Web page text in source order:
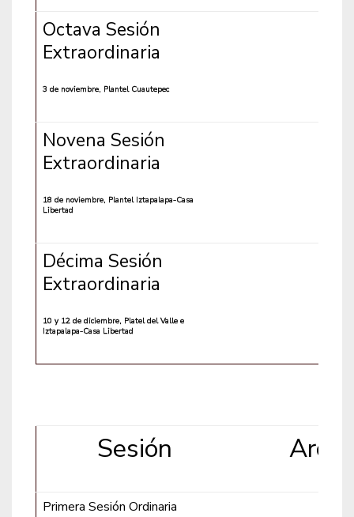
Octava Sesión
Extraordinaria
3 de noviembre, Plantel Cuautepec
Novena Sesión
Extraordinaria
18 de noviembre, Plantel Iztapalapa-Casa
Libertad
Décima Sesión
Extraordinaria
10 y 12 de diciembre, Platel del Valle e
Iztapalapa-Casa Libertad
Sesión
Primera Sesión Ordinaria